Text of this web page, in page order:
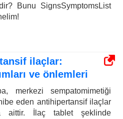
Bunu SignsSymptomsList
ilaçlar:
ve önlemleri
merkezi sempatomimetiği
eden antihipertansif ilaçlar
aittir. İlaç tablet şeklinde